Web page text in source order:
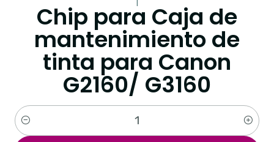
Chip para Caja de
mantenimiento de
tinta para Canon
G2160/ G3160
Cantidad